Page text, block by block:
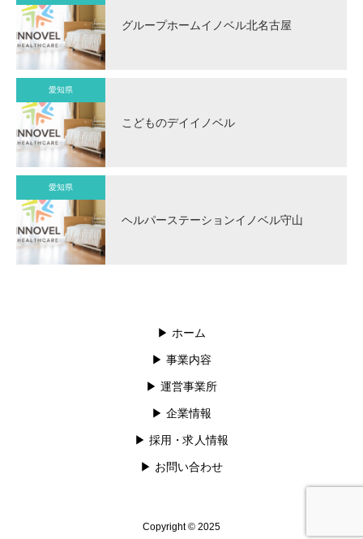
グループホームイノベル北名古屋
愛知県
こどものデイイノベル
愛知県
ヘルパーステーションイノベル守山
▶︎ ホーム
▶︎ 事業内容
▶︎ 運営事業所
▶︎ 企業情報
▶︎ 採用・求人情報
▶︎ お問い合わせ
Copyright © 2025